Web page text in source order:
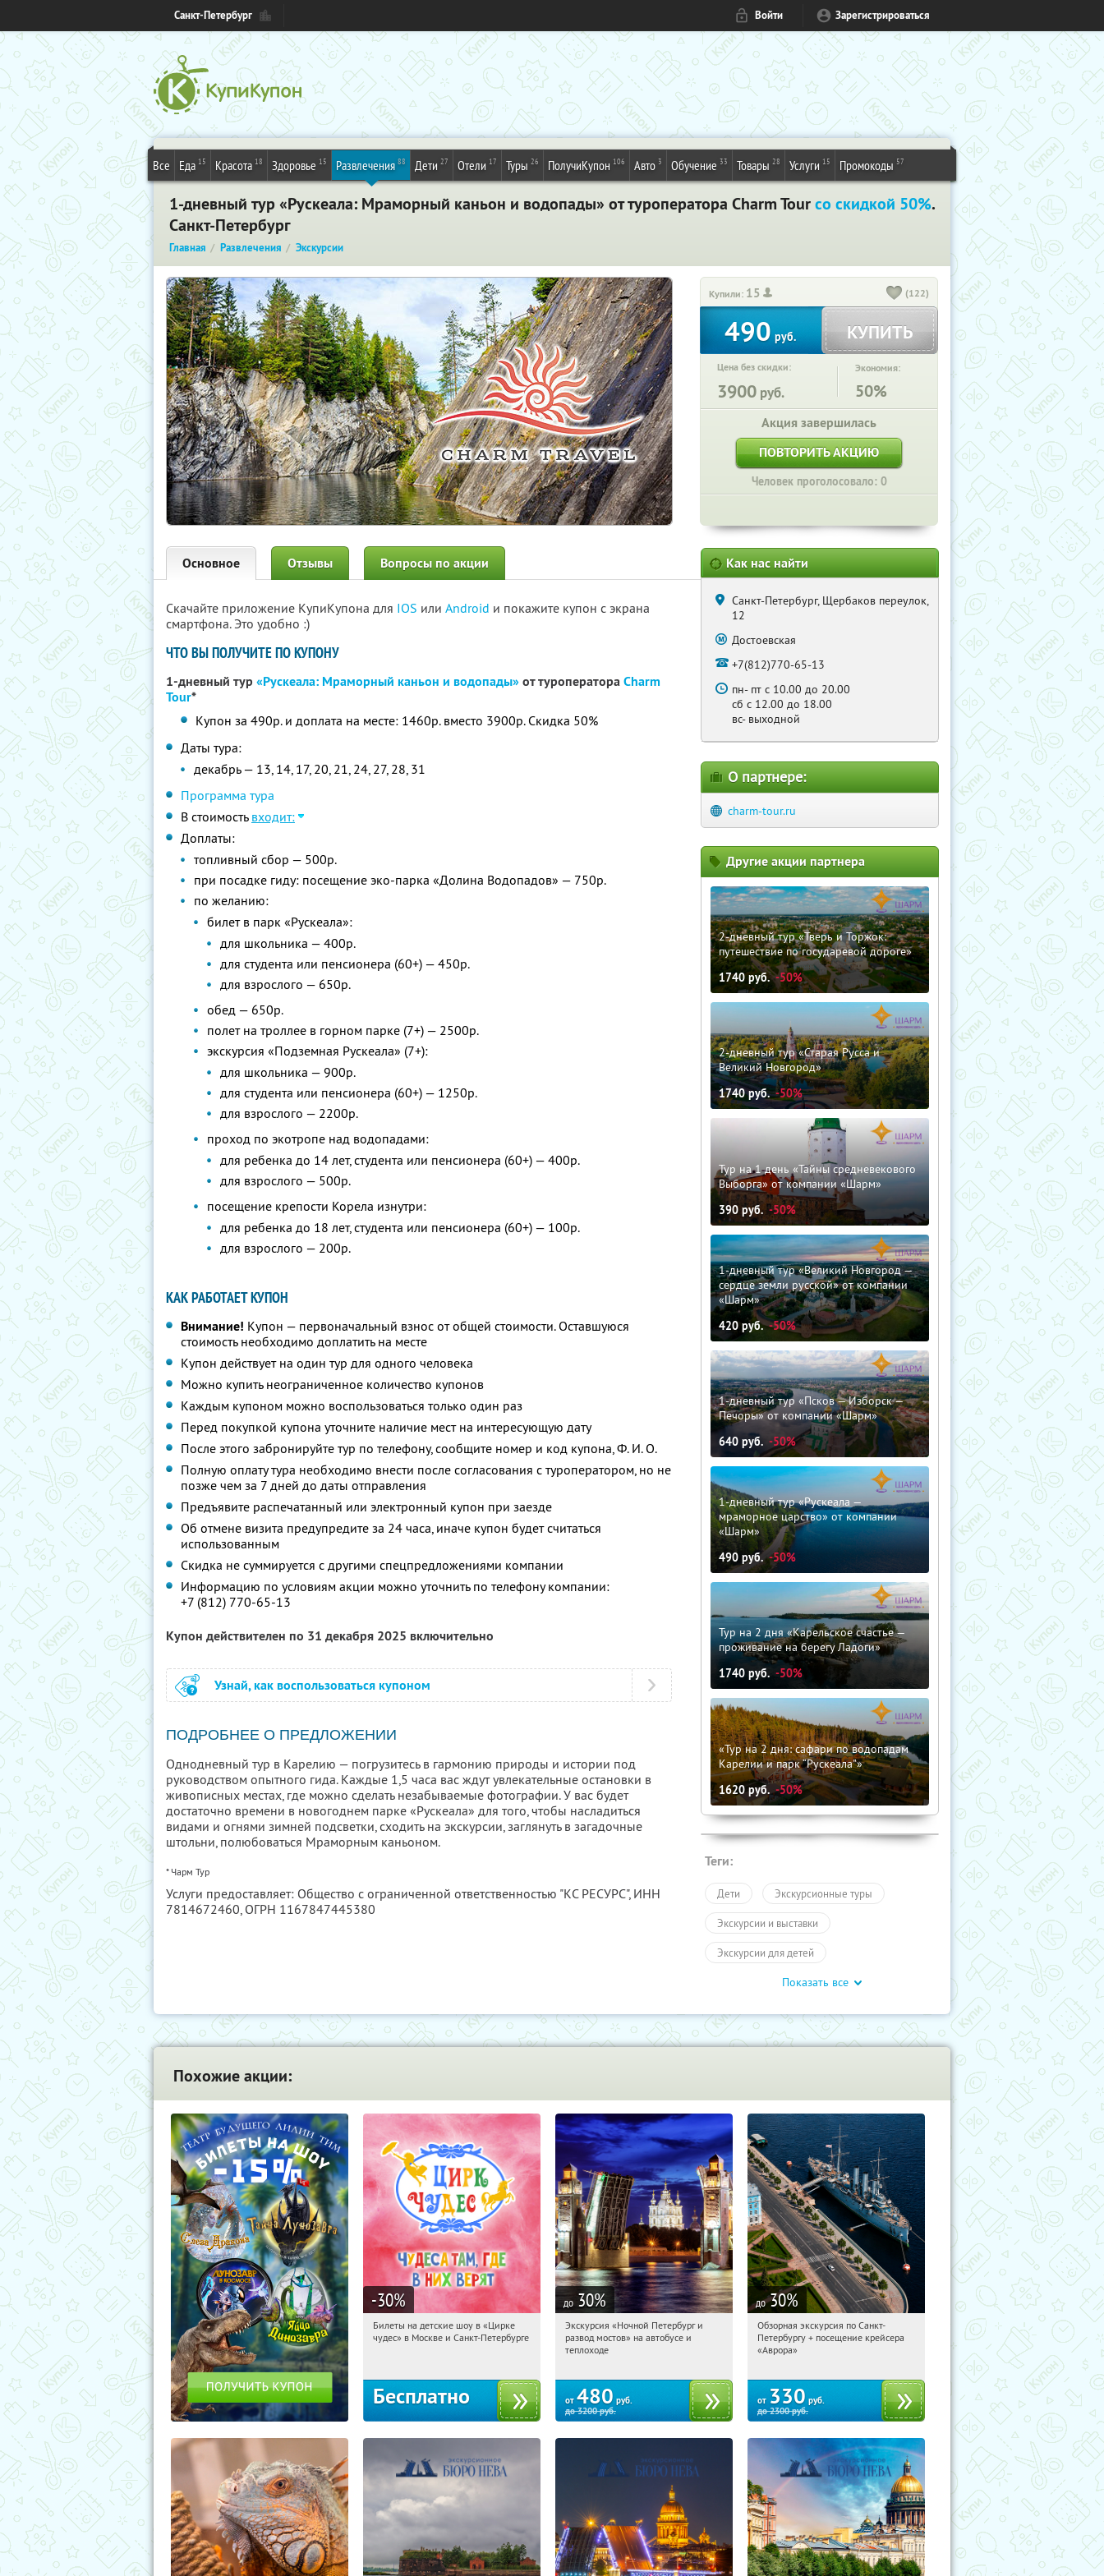
Санкт-Петербург Войти Зарегистрироваться
Все Еда 15 Красота 18 Здоровье 15 Развлечения 88 Дети 27 Отели 17 Туры 26 ПолучиКупон 106 Авто 3 Обучение 33 Товары 28 Услуги 15 Промокоды 57
1-дневный тур «Рускеала: Мраморный каньон и водопады» от туроператора Charm Tourсо скидкой 50%.
Санкт-Петербург
Главная Развлечения Экскурсии
Купили: 15 (122)
490 руб. КУПИТЬ
Цена без скидки:
3900 руб.
Экономия:
50%
Акция завершилась
ПОВТОРИТЬ АКЦИЮ
Человек проголосовало: 0
Основное Отзывы Вопросы по акции
Скачайте приложение КупиКупона для IOS или Android и покажите купон с экрана
смартфона. Это удобно :)
ЧТО ВЫ ПОЛУЧИТЕ ПО КУПОНУ
1-дневный тур «Рускеала: Мраморный каньон и водопады»от туроператораCharm
Tour*
Купон за 490р. и доплата на месте: 1460р. вместо 3900р. Скидка 50%
Даты тура:
декабрь — 13, 14, 17, 20, 21, 24, 27, 28, 31
Программа тура
В стоимость входит:
Доплаты:
топливный сбор — 500р.
при посадке гиду: посещение эко-парка «Долина Водопадов» — 750р.
по желанию:
билет в парк «Рускеала»:
для школьника — 400р.
для студента или пенсионера (60+) — 450р.
для взрослого — 650р.
обед — 650р.
полет на троллее в горном парке (7+) — 2500р.
экскурсия «Подземная Рускеала» (7+):
для школьника — 900р.
для студента или пенсионера (60+) — 1250р.
для взрослого — 2200р.
проход по экотропе над водопадами:
для ребенка до 14 лет, студента или пенсионера (60+) — 400р.
для взрослого — 500р.
посещение крепости Корела изнутри:
для ребенка до 18 лет, студента или пенсионера (60+) — 100р.
для взрослого — 200р.
КАК РАБОТАЕТ КУПОН
Внимание! Купон — первоначальный взнос от общей стоимости. Оставшуюся
стоимость необходимо доплатить на месте
Купон действует на один тур для одного человека
Можно купить неограниченное количество купонов
Каждым купоном можно воспользоваться только один раз
Перед покупкой купона уточните наличие мест на интересующую дату
После этого забронируйте тур по телефону, сообщите номер и код купона,Ф. И. О.
Полную оплату тура необходимо внести после согласования с туроператором, но не
позже чем за 7 дней до даты отправления
Предъявите распечатанный или электронный купон при заезде
Об отмене визита предупредите за 24 часа, иначе купон будет считаться
использованным
Скидка не суммируется с другими спецпредложениями компании
Информацию по условиям акции можно уточнить по телефону компании:
+7 (812) 770-65-13
Купон действителен по 31 декабря 2025 включительно
Узнай, как воспользоваться купоном
ПОДРОБНЕЕ О ПРЕДЛОЖЕНИИ
Однодневный тур в Карелию — погрузитесь в гармонию природы и истории под
руководством опытного гида. Каждые 1,5 часа вас ждут увлекательные остановки в
живописных местах, где можно сделать незабываемые фотографии. У вас будет
достаточно времени в новогоднем парке «Рускеала» для того, чтобы насладиться
видами и огнями зимней подсветки, сходить на экскурсии, заглянуть в загадочные
штольни, полюбоваться Мраморным каньоном.
* Чарм Тур
Услуги предоставляет: Общество с ограниченной ответственностью "КС РЕСУРС", ИНН
7814672460, ОГРН 1167847445380
Как нас найти
Санкт-Петербург, Щербаков переулок,
12
Достоевская
+7(812)770-65-13
пн- пт с 10.00 до 20.00
сб с 12.00 до 18.00
вс- выходной
О партнере:
charm-tour.ru
Другие акции партнера
2-дневный тур «Тверь и Торжок:
путешествие по государевой дороге»
1740руб. -50%
2-дневный тур «Старая Русса и
Великий Новгород»
1740руб. -50%
Тур на 1 день «Тайны средневекового
Выборга» от компании «Шарм»
390 руб. -50%
1-дневный тур «Великий Новгород —
сердце земли русской» от компании
«Шарм»
420 руб. -50%
1-дневный тур «Псков — Изборск —
Печоры» от компании «Шарм»
640 руб. -50%
1-дневный тур «Рускеала —
мраморное царство» от компании
«Шарм»
490 руб. -50%
Тур на 2 дня «Карельское счастье —
проживание на берегу Ладоги»
1740 руб. -50%
«Тур на 2 дня: сафари по водопадам
Карелии и парк “Рускеала"»
1620руб. -50%
Теги:
Дети Экскурсионные туры
Экскурсии и выставки
Экскурсии для детей
Автобусные экскурсии
Пешие экскурсии Карелия
Экскурсии Туры Развлечения
Показать все
Похожие акции:
-30%
12:31:12 Получили:3285
Билеты на детские шоу в «Цирке
чудес» в Москве и Санкт-Петербурге
Бесплатно
до 30%
12:31:12
Купи первым!
Площадь Восстания
Экскурсия «Ночной Петербург и
развод мостов» на автобусе и
теплоходе
от 480 руб.
до3200руб.
до 30%
12:31:12
Купи первым!
Площадь Восстания
Обзорная экскурсия по Санкт-
Петербургу + посещение крейсера
«Аврора»
от 330 руб.
до2300руб.